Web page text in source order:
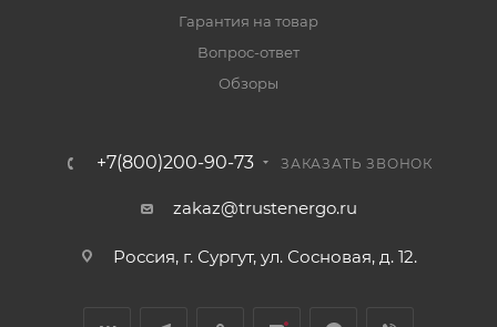
Гарантия на товар
Вопрос-ответ
Обзоры
+7(800)200-90-73 ЗАКАЗАТЬ ЗВОНОК
zakaz@trustenergo.ru
Россия, г. Сургут, ул. Сосновая, д. 12.